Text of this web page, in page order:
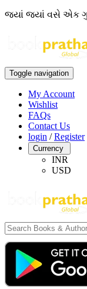
જ્યાં જ્યાં વસે એક
Toggle navigation
My Account
Wishlist
FAQs
Contact Us
login /Register
Currency
INR
USD